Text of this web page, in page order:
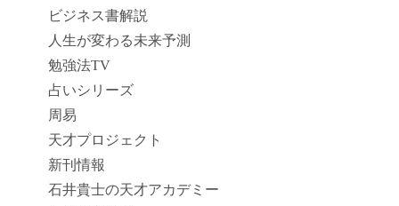
ビジネス書解説
人生が変わる未来予測
勉強法TV
占いシリーズ
周易
天才プロジェクト
新刊情報
石井貴士の天才アカデミー